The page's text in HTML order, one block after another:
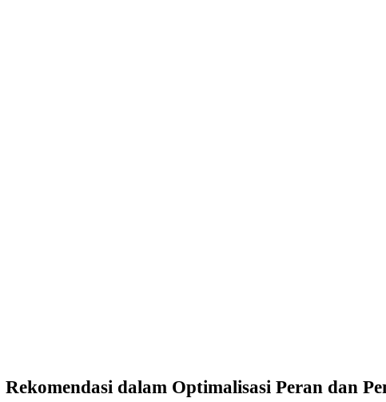
Rekomendasi dalam Optimalisasi Peran dan